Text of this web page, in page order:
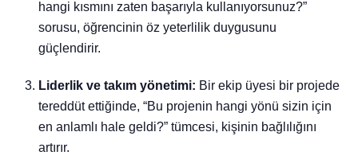
hangi kısmını zaten başarıyla kullanıyorsunuz?”
sorusu, öğrencinin öz yeterlilik duygusunu
güçlendirir.
Liderlik ve takım yönetimi: Bir ekip üyesi bir projede
tereddüt ettiğinde, “Bu projenin hangi yönü sizin için
en anlamlı hale geldi?” tümcesi, kişinin bağlılığını
artırır.